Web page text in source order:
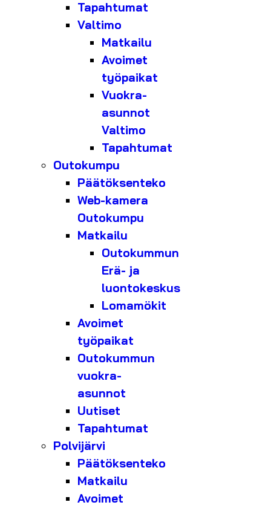
Tapahtumat
Valtimo
Matkailu
Avoimet
työpaikat
Vuokra-
asunnot
Valtimo
Tapahtumat
Outokumpu
Päätöksenteko
Web-kamera
Outokumpu
Matkailu
Outokummun
Erä- ja
luontokeskus
Lomamökit
Avoimet
työpaikat
Outokummun
vuokra-
asunnot
Uutiset
Tapahtumat
Polvijärvi
Päätöksenteko
Matkailu
Avoimet